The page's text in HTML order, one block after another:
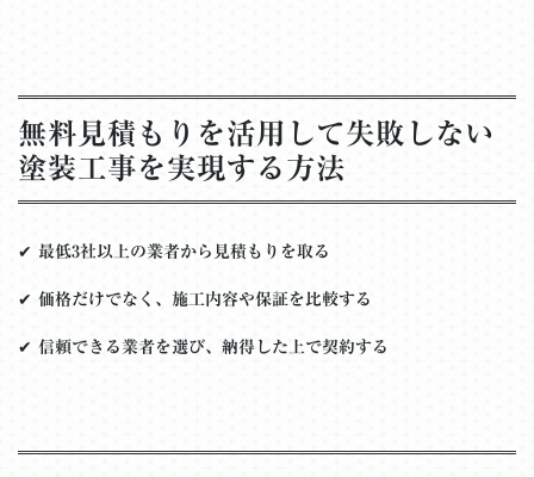
無料見積もりを活用して失敗しない
塗装工事を実現する方法
✔ 最低3社以上の業者から見積もりを取る
✔ 価格だけでなく、施工内容や保証を比較する
✔ 信頼できる業者を選び、納得した上で契約する